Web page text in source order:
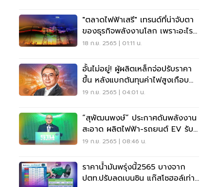
"ตลาดไฟฟ้าเสรี" เทรนด์ที่น่าจับตา
ของธุรกิจพลังงานโลก เพราะอะไร
อ่านเลย
18 ก.ย. 2565 | 01:11 น.
อั้นไม่อยู่! ผู้ผลิตเหล็กจ่อปรับราคา
ขึ้น หลังแบกต้นทุนค่าไฟสูงเกือบ
50%
19 ก.ย. 2565 | 04:01 น.
“สุพัฒนพงษ์” ประกาศดันพลังงาน
สะอาด ผลิตไฟฟ้า-รถยนต์ EV รับ
อนาคต
19 ก.ย. 2565 | 08:46 น.
ราคาน้ำมันพรุ่งนี้2565 บางจาก
ปตท.ปรับลดเบนซิน แก๊สโซฮอล์เท่า